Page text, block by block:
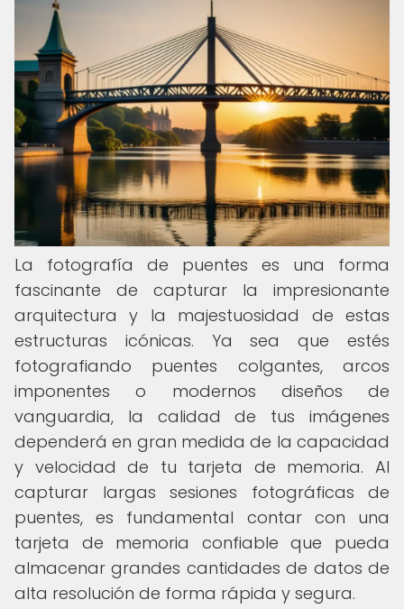
La fotografía de puentes es una forma
fascinante de capturar la impresionante
arquitectura y la majestuosidad de estas
estructuras icónicas. Ya sea que estés
fotografiando puentes colgantes, arcos
imponentes o modernos diseños de
vanguardia, la calidad de tus imágenes
dependerá en gran medida de la capacidad
y velocidad de tu tarjeta de memoria. Al
capturar largas sesiones fotográficas de
puentes, es fundamental contar con una
tarjeta de memoria confiable que pueda
almacenar grandes cantidades de datos de
alta resolución de forma rápida y segura.